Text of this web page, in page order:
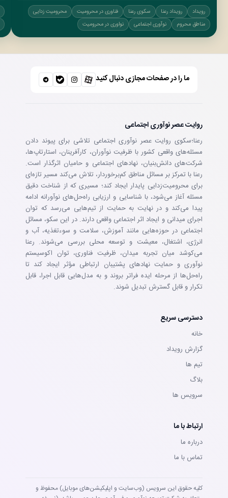
رویداد رویداد رعنا سکوی رعنا فناوری در محرومیت
محرومیت زدایی
مناطق محروم
نوآوری اجتماعی نواوری در محرومیت
ما را در صفحات مجازی دنبال کنید
روایت عصر نوآوری اجتماعی
رعنا؛سکوی روایت عصر نوآوری اجتماعی تلاشی برای پیوند دادن
مسئله‌های واقعی کشور با ظرفیت نوآوران، کارآفرینان، استارتاپ‌ها،
شرکت‌های دانش‌بنیان، نهادهای اجتماعی و حامیان اثرگذار است.
رعنا با تمرکز بر مسائل مناطق کم‌برخوردار، تلاش می‌کند مسیر تازه‌ای
برای محرومیت‌زدایی پایدار ایجاد کند؛ مسیری که از شناخت دقیق
مسئله آغاز می‌شود، با شناسایی و ارزیابی راه‌حل‌های نوآورانه ادامه
پیدا می‌کند و در نهایت به حمایت از تیم‌هایی می‌رسد که توان
اجرای میدانی و ایجاد اثر اجتماعی واقعی دارند. در این سکو، مسائل
اجتماعی در حوزه‌هایی مانند آموزش، سلامت و سوءتغذیه، آب و
انرژی، اشتغال، معیشت و توسعه محلی بررسی می‌شوند. رعنا
می‌کوشد میان تجربه میدان، ظرفیت فناوری، توان اکوسیستم
نوآوری و حمایت نهادهای پشتیبان ارتباطی مؤثر ایجاد کند تا
راه‌حل‌ها از مرحله ایده فراتر بروند و به مدل‌هایی قابل اجرا، قابل
تکرار و قابل گسترش تبدیل شوند.
دسترسی سریع
خانه
گزارش رویداد
تيم ها
بلاگ
سرويس ها
ارتباط با ما
درباره ما
تماس با ما
کلیه حقوق این سرویس (وب‌سایت و اپلیکیشن‌های موبایل) محفوظ و